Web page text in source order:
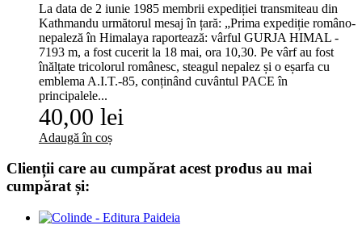
La data de 2 iunie 1985 membrii expediției transmiteau din
Kathmandu următorul mesaj în țară: „Prima expediție româno-
nepaleză în Himalaya raportează: vârful GURJA HIMAL -
7193 m, a fost cucerit la 18 mai, ora 10,30. Pe vârf au fost
înălțate tricolorul românesc, steagul nepalez și o eșarfa cu
emblema A.I.T.-85, conținând cuvântul PACE în
principalele...
40,00 lei
Adaugă în coș
Clienții care au cumpărat acest produs au mai
cumpărat și: